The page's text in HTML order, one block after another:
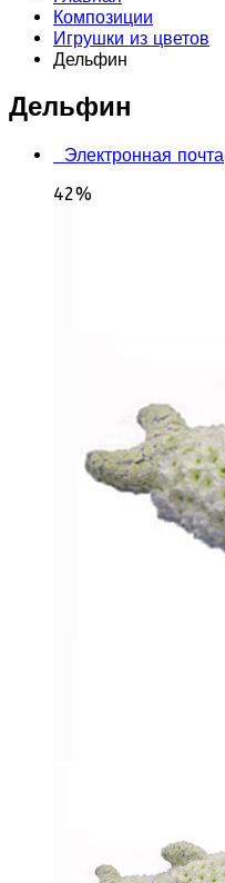
Композиции
Игрушки из цветов
Дельфин
Дельфин
Электронная почта
42%